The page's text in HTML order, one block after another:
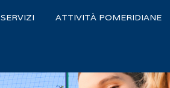
SERVIZI ATTIVITÀ POMERIDIANE